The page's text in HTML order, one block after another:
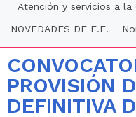
Atención y servicios a la
NOVEDADES DE E.E.
PROVISIÓN
DEFINITIVA